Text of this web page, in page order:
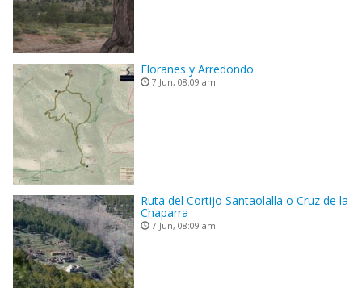
Floranes y Arredondo
7 Jun, 08:09 am
Ruta del Cortijo Santaolalla o Cruz de la
Chaparra
7 Jun, 08:09 am